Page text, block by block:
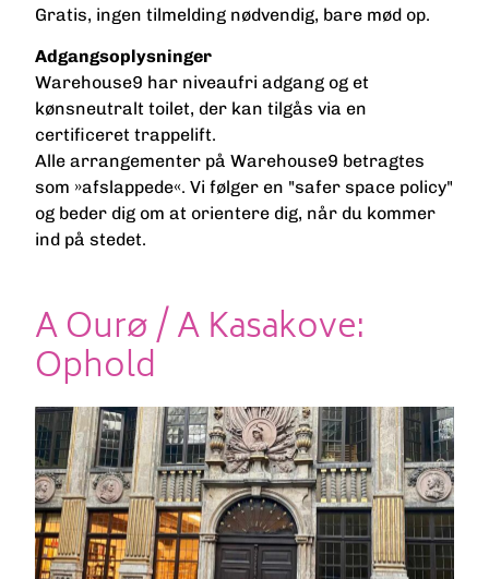
Gratis, ingen tilmelding nødvendig, bare mød op.
Adgangsoplysninger
Warehouse9 har niveaufri adgang og et
kønsneutralt toilet, der kan tilgås via en
certificeret trappelift.
Alle arrangementer på Warehouse9 betragtes
som »afslappede«. Vi følger en "safer space policy"
og beder dig om at orientere dig, når du kommer
ind på stedet.
A Ourø / A Kasakove:
Ophold